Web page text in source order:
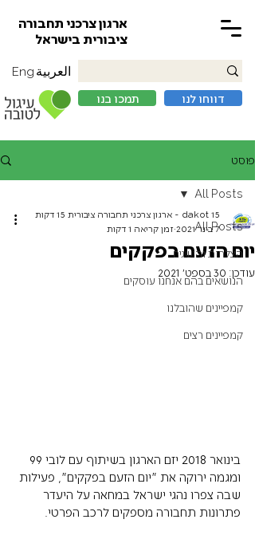
ארגון צרכני תחבורה
ציבורית בישראל
תמכו בנו דווחו לנו
العربية Eng
פוסט
All Posts
הצלחות והישגים
הנושאים בהם אנחנו עוסקים
קמפיינים שהובלנו
קמפיינים רצים
All Posts
יום הזעם בפקקים
15 dakot - ארגון צרכני תחבורה ציבורית 15 דקות
7 בינו׳ 2021
זמן קריאה 1 דקות
עודכן: 30 בספט׳ 2021
ומגמה ירוקה את "יום הזעם בפקקים", פעילות
שבה צפרו נהגי ישראל במחאה על היעדר
פתרונות תחבורה מספקים לרכב הפרטי.